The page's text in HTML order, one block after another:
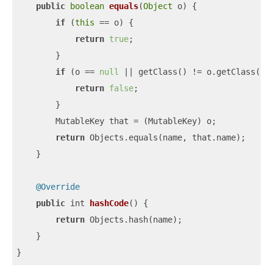
public
boolean equals(Object o)
{
if (this == o) {
return true;
        }
if (o == null || getClass() !=
return false;
        }
        MutableKey that = (MutableKey) o;
return Objects.equals(name, that.name);
    }
@Override
public int hashCode( )
{
return Objects.hash(name);
    }
}